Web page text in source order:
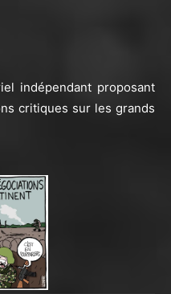
indépendant proposant
critiques sur les grands